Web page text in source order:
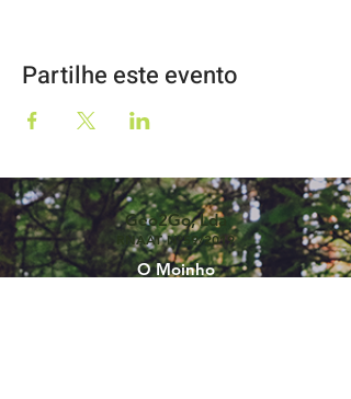
Partilhe este evento
Geo2Go, Lda
RNAAT Nº59/2019
O Moinho